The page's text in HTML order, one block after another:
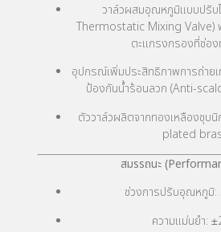
วาล์วผสมอุณหภูมิแบบปรับ
Thermostatic Mixing Valve)
ตะแกรงกรองที่ช่อง
อุปกรณ์เพิ่มประสิทธิภาพการถ่าย
ป้องกันน้ำร้อนลวก (Anti-
ตัววาล์วผลิตจากทองเหลืองชุบ
plated
สมรรถนะ
ช่วงการปรับอุณหภูมิ:
ความแม่นยำ: